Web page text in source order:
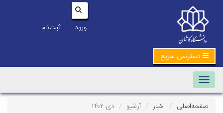
ورود | ثبت‌نام
دسترسی سریع
Toggle navigation
صفحه‌اصلی اخبار آرشیو دی ۱۴۰۲